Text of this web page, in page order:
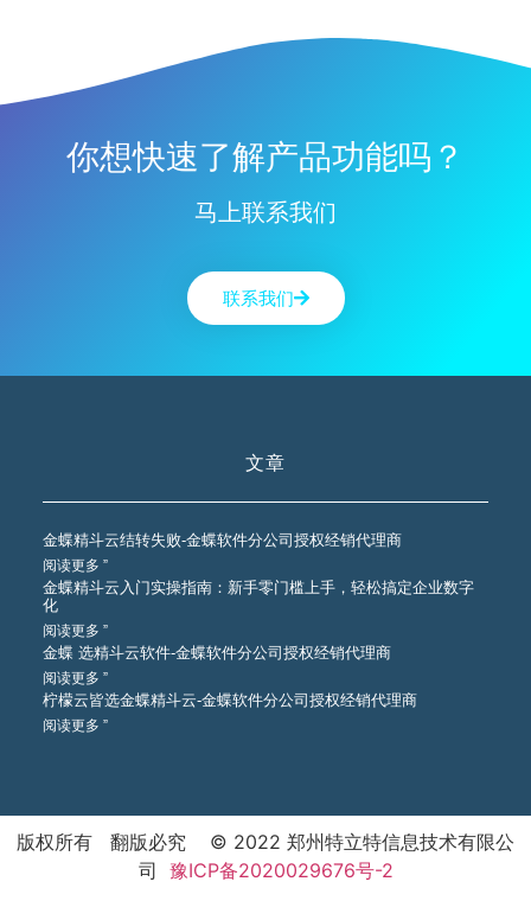
你想快速了解产品功能吗？
马上联系我们
联系我们
文章
金蝶精斗云结转失败-金蝶软件分公司授权经销代理商
阅读更多 ”
金蝶精斗云入门实操指南：新手零门槛上手，轻松搞定企业数字
化
阅读更多 ”
金蝶 选精斗云软件-金蝶软件分公司授权经销代理商
阅读更多 ”
柠檬云皆选金蝶精斗云-金蝶软件分公司授权经销代理商
阅读更多 ”
版权所有 翻版必究 © 2022 郑州特立特信息技术有限公
司 豫ICP备2020029676号-2